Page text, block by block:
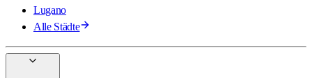
Lugano
Alle Städte